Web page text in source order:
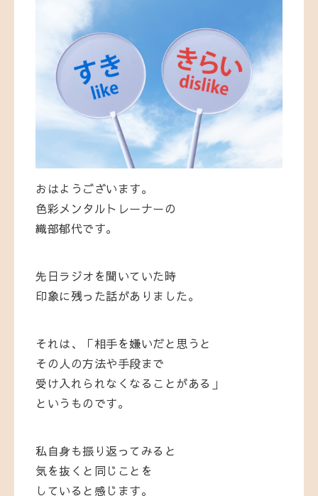
おはようございます。
色彩メンタルトレーナーの
織部郁代です。
先日ラジオを聞いていた時
印象に残った話がありました。
それは、「相手を嫌いだと思うと
その人の方法や手段まで
受け入れられなくなることがある」
というものです。
私自身も振り返ってみると
気を抜くと同じことを
していると感じます。